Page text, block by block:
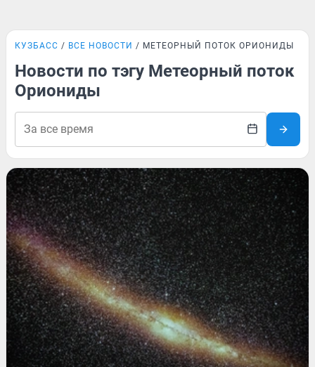
КУЗБАСС ВСЕ НОВОСТИ МЕТЕОРНЫЙ ПОТОК ОРИОНИДЫ
Новости по тэгу Метеорный поток
Ориониды